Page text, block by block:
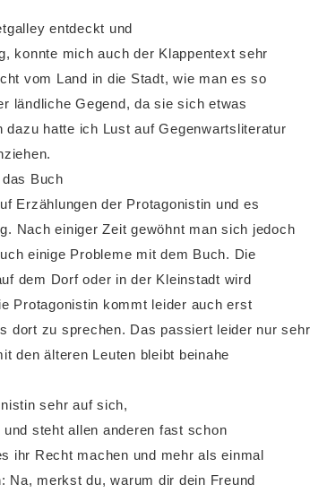
entdeckt und
konnte mich auch der Klappentext sehr
vom Land in die Stadt, wie man es so
ländliche Gegend, da sie sich etwas
hatte ich Lust auf Gegenwartsliteratur
Buch
Erzählungen der Protagonistin und es
Nach einiger Zeit gewöhnt man sich jedoch
einige Probleme mit dem Buch. Die
dem Dorf oder in der Kleinstadt wird
Protagonistin kommt leider auch erst
dort zu sprechen. Das passiert leider nur sehr
den älteren Leuten bleibt beinahe
sehr auf sich,
steht allen anderen fast schon
ihr Recht machen und mehr als einmal
Na, merkst du, warum dir dein Freund